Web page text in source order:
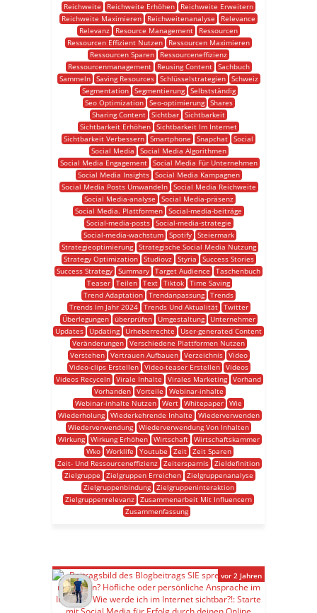
Reichweite
Reichweite Erhöhen
Reichweite Erweitern
Reichweite Maximieren
Reichweitenanalyse
Relevance
Relevanz
Resource Management
Ressourcen
Ressourcen Effizient Nutzen
Ressourcen Maximieren
Ressourcen Sparen
Ressourceneffizienz
Ressourcenmanagement
Reusing Content
Sachbuch
Sammeln
Saving Resources Schlüsselstrategien
Schweiz
Segmentation
Segmentierung
Selbstständig
Seo Optimization
Seo-optimierung
Shares
Sharing Content Sichtbar Sichtbarkeit
Sichtbarkeit Erhöhen Sichtbarkeit Im Internet
Sichtbarkeit Verbessern Smartphone Snapchat Social
Social Media
Social Media Algorithmen
Social Media Engagement
Social Media Für Unternehmen
Social Media Insights
Social Media Kampagnen
Social Media Posts Umwandeln
Social Media Reichweite
Social Media-analyse
Social Media-präsenz
Social Media. Plattformen Social-media-beiträge
Social-media-posts
Social-media-strategie
Social-media-wachstum
Spotify
Steiermark
Strategieoptimierung
Strategische Social Media Nutzung
Strategy Optimization
Studiovz Styria
Success Stories
Success Strategy Summary Target Audience
Taschenbuch
Teaser Teilen Text Tiktok Time Saving
Trend Adaptation Trendanpassung Trends
Trends Im Jahr 2024
Trends Und Aktualität
Twitter
Überlegungen
überprüfen Umgestaltung
Unternehmer
Updates
Updating Urheberrechte
User-generated Content
Veränderungen Verschiedene Plattformen Nutzen
Verstehen
Vertrauen Aufbauen Verzeichnis
Video
Video-clips Erstellen
Video-teaser Erstellen
Videos
Videos Recyceln Virale Inhalte Virales Marketing Vorhand
Vorhanden
Vorteile
Webinar-inhalte
Webinar-inhalte Nutzen Wert Whitepaper Wie
Wiederholung
Wiederkehrende Inhalte
Wiederverwenden
Wiederverwendung Wiederverwendung Von Inhalten
Wirkung
Wirkung Erhöhen Wirtschaft
Wirtschaftskammer
Wko
Worklife Youtube Zeit
Zeit Sparen
Zeit- Und Ressourceneffizienz Zeitersparnis Zieldefinition
Zielgruppe
Zielgruppen Erreichen
Zielgruppenanalyse
Zielgruppenbindung
Zielgruppeninteraktion
Zielgruppenrelevanz Zusammenarbeit Mit Influencern
Zusammenfassung
vor 2 Jahren